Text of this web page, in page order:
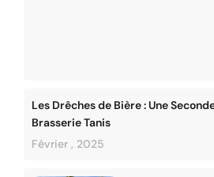
Les Drêches de Bière : Une
Brasserie Tanis
Février , 2025